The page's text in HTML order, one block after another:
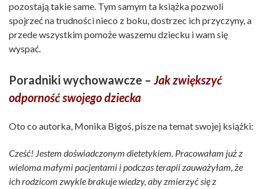
pozostają takie same. Tym samym ta książka pozwoli
spojrzeć na trudności nieco z boku, dostrzec ich przyczyny, a
przede wszystkim pomoże waszemu dziecku i wam się
wyspać.
Poradniki wychowawcze – Jak zwiększyć
odporność swojego dziecka
Oto co autorka, Monika Bigoś, pisze na temat swojej książki:
Cześć! Jestem doświadczonym dietetykiem. Pracowałam już z
wieloma małymi pacjentami i podczas terapii zauważyłam, że
ich rodzicom zwykle brakuje wiedzy, aby zmierzyć się z